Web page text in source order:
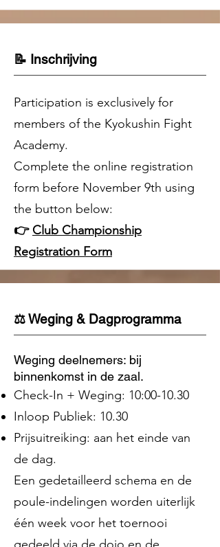
📝 Inschrijving
Participation is exclusively for
members of the Kyokushin Fight
Academy.
Complete the online registration
form before November 9th using
the button below:
👉 Club Championship
Registration Form
⚖️ Weging & Dagprogramma
Weging deelnemers: bij
binnenkomst in de zaal.
Check-In + Weging: 10:00-10.30
Inloop Publiek: 10.30
Prijsuitreiking: aan het einde van
de dag.
Een gedetailleerd schema en de
poule-indelingen worden uiterlijk
één week voor het toernooi